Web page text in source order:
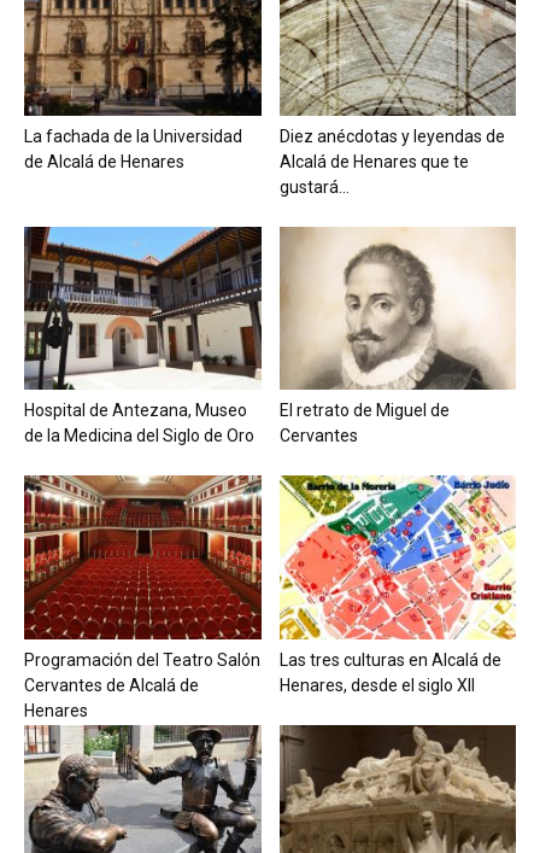
La fachada de la Universidad
de Alcalá de Henares
Diez anécdotas y leyendas de
Alcalá de Henares que te
gustará...
Hospital de Antezana, Museo
de la Medicina del Siglo de Oro
El retrato de Miguel de
Cervantes
Programación del Teatro Salón
Cervantes de Alcalá de
Henares
Las tres culturas en Alcalá de
Henares, desde el siglo XII